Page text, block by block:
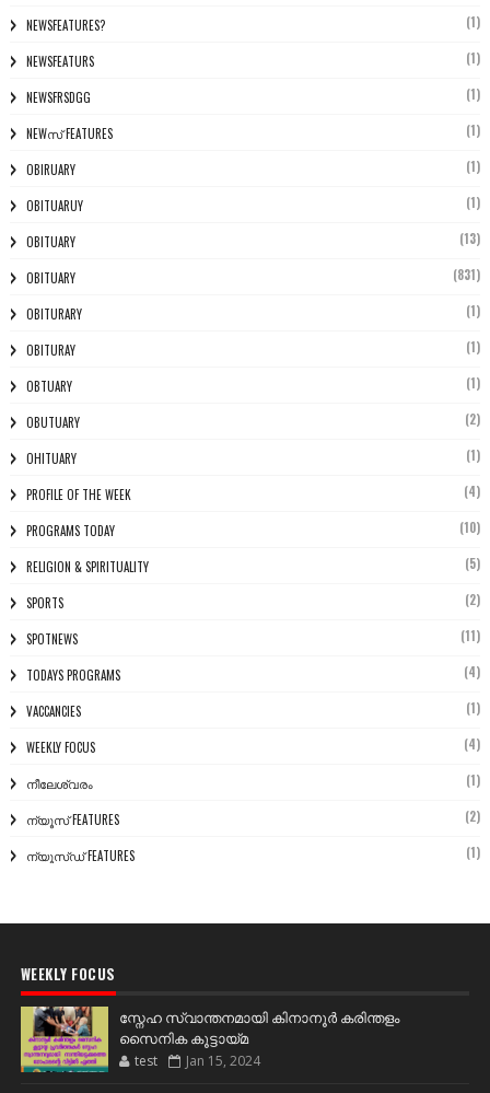
NEWSFEATURES? (1)
NEWSFEATURS (1)
NEWSFRSDGG (1)
NEWസ് FEATURES (1)
OBIRUARY (1)
OBITUARUY (1)
OBITUARY (13)
OBITUARY (831)
OBITURARY (1)
OBITURAY (1)
OBTUARY (1)
OBUTUARY (2)
OHITUARY (1)
PROFILE OF THE WEEK (4)
PROGRAMS TODAY (10)
RELIGION & SPIRITUALITY (5)
SPORTS (2)
SPOTNEWS (11)
TODAYS PROGRAMS (4)
VACCANCIES (1)
WEEKLY FOCUS (4)
നീലേശ്വരം (1)
ന്യൂസ് FEATURES (2)
ന്യൂസ്ഡ് FEATURES (1)
WEEKLY FOCUS
സ്നേഹ സ്വാന്തനമായി കിനാനൂർ കരിന്തളം
സൈനിക കൂട്ടായ്മ
test Jan 15, 2024